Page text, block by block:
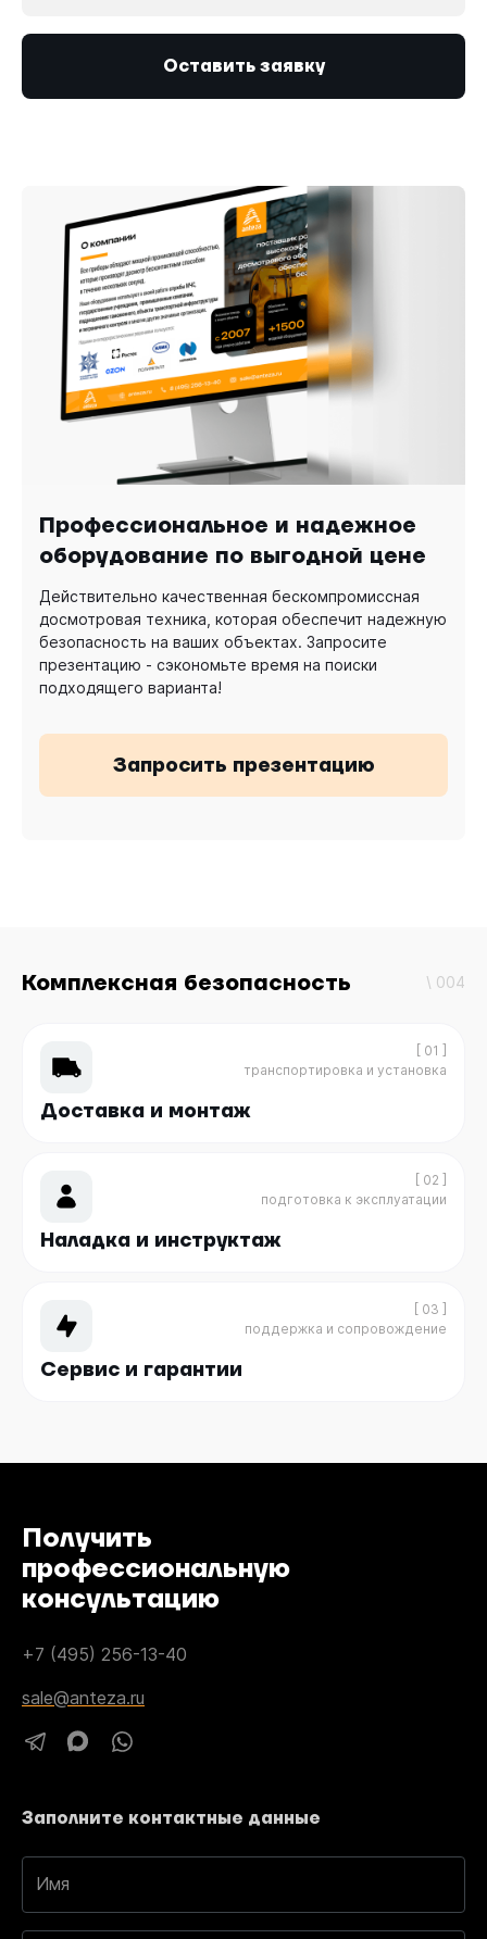
Оставить заявку
Профессиональное и надежное
оборудование по выгодной цене
Действительно качественная бескомпромиссная
досмотровая техника, которая обеспечит надежную
безопасность на ваших объектах. Запросите
презентацию - сэкономьте время на поиски
подходящего варианта!
Запросить презентацию
Комплексная безопасность \ 004
Доставка и монтаж
[ 01 ]
транспортировка и установка
Наладка и инструктаж
[ 02 ]
подготовка к эксплуатации
Сервис и гарантии
[ 03 ]
поддержка и сопровождение
Получить
профессиональную
консультацию
+7 (495) 256-13-40
sale@anteza.ru
Заполните контактные данные
Имя